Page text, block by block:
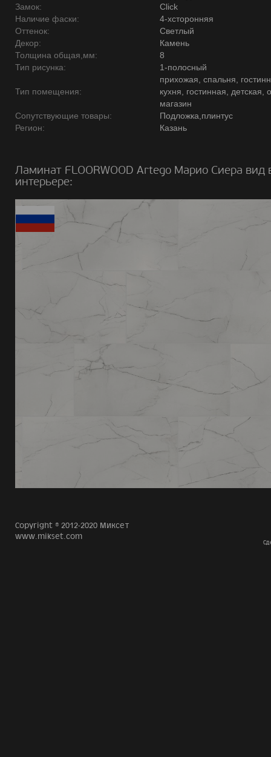
Замок:
Click
Наличие фаски:
4-хсторонняя
Оттенок:
Светлый
Декор:
Камень
Толщина общая,мм:
8
Тип рисунка:
1-полосный
Тип помещения:
прихожая, спальня,
кухня, гостинная, детская,
магазин
Сопутствующие товары:
Подложка,плинтус
Регион:
Казань
Ламинат FLOORWOOD Artego Марио Сиера вид
интерьере:
Copyright © 2012-2020 Миксет
www.mikset.com